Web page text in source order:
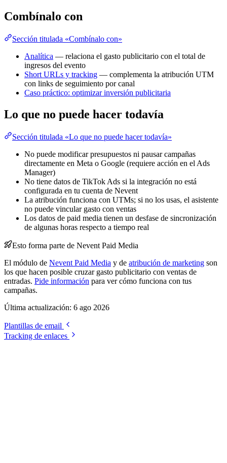
Combínalo con
Sección titulada «Combínalo con»
Analítica — relaciona el gasto publicitario con el total de
ingresos del evento
Short URLs y tracking — complementa la atribución UTM
con links de seguimiento por canal
Caso práctico: optimizar inversión publicitaria
Lo que no puede hacer todavía
Sección titulada «Lo que no puede hacer todavía»
No puede modificar presupuestos ni pausar campañas
directamente en Meta o Google (requiere acción en el Ads
Manager)
No tiene datos de TikTok Ads si la integración no está
configurada en tu cuenta de Nevent
La atribución funciona con UTMs; si no los usas, el asistente
no puede vincular gasto con ventas
Los datos de paid media tienen un desfase de sincronización
de algunas horas respecto a tiempo real
Esto forma parte de Nevent Paid Media
El módulo de Nevent Paid Media y de atribución de marketing son
los que hacen posible cruzar gasto publicitario con ventas de
entradas. Pide información para ver cómo funciona con tus
campañas.
Última actualización: 6 ago 2026
Plantillas de email
Tracking de enlaces